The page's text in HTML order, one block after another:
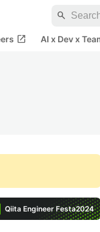
search
open_in_new AI x Dev x
Qiita Engineer Festa2024